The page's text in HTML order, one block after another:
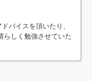
バイスを頂いたり、
らしく勉強させていた